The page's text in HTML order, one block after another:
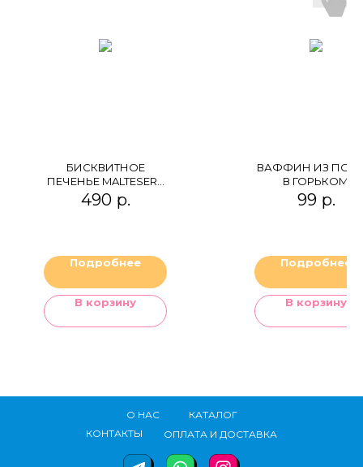
БИСКВИТНОЕ
ПЕЧЕНЬЕ MALTESERS
BISCUITS
490 р.
Подробнее
В корзину
ВАФФИН ИЗ
В ГОРЬКОМ
ШОКОЛАДЕ
ДВОЙНОЙ
99 р.
Подробнее
В корзину
О НАС
КАТАЛОГ
ОПЛАТА И ДОСТАВКА
КОНТАКТЫ